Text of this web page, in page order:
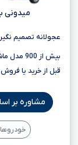
میدونی
عجولانه تصمیم
بیش از 900 مدل ماشین تو بازار هست!
قبل از خرید یا
مشاوره بر
خودروهای 500